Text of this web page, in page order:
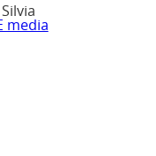
media